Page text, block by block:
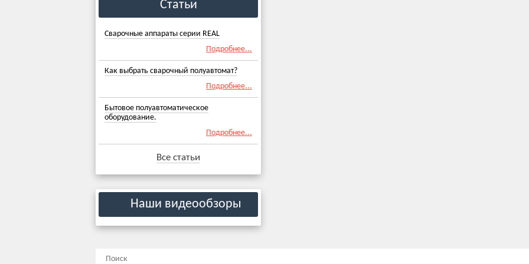
Статьи
Сварочные аппараты серии REAL
Подробнее...
Как выбрать сварочный полуавтомат?
Подробнее...
Бытовое полуавтоматическое
оборудование.
Подробнее...
Все статьи
Наши видеообзоры